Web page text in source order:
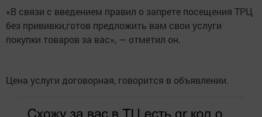
«В связи с введением правил о запрете посещения ТРЦ
без прививки,готов предложить вам свои услуги
покупки товаров за вас», — отметил он.
Цена услуги договорная, говорится в объявлении.